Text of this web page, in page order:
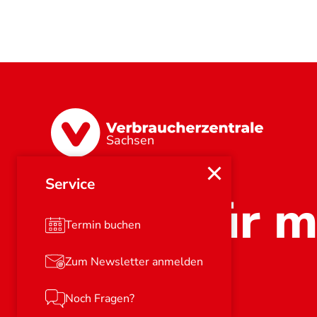
Service
Termin buchen
Zum Newsletter anmelden
Noch Fragen?
Sachsen
Stark für